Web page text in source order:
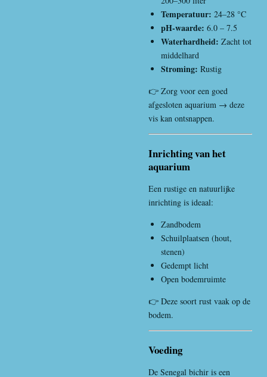
Temperatuur: 24–28 °C
pH-waarde: 6.0 – 7.5
Waterhardheid: Zacht tot
middelhard
Stroming: Rustig
👉 Zorg voor een goed
afgesloten aquarium → deze
vis kan ontsnappen.
Inrichting van het
aquarium
Een rustige en natuurlijke
inrichting is ideaal:
Zandbodem
Schuilplaatsen (hout,
stenen)
Gedempt licht
Open bodemruimte
👉 Deze soort rust vaak op de
bodem.
Voeding
De Senegal bichir is een